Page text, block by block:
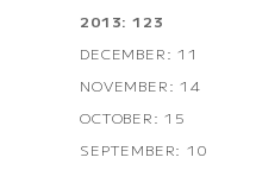
2013: 123
DECEMBER: 11
NOVEMBER: 14
OCTOBER: 15
SEPTEMBER: 10